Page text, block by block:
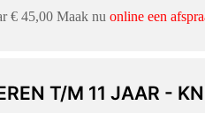
€ 45,00 Maak nu online een
T/M 11 JAAR -